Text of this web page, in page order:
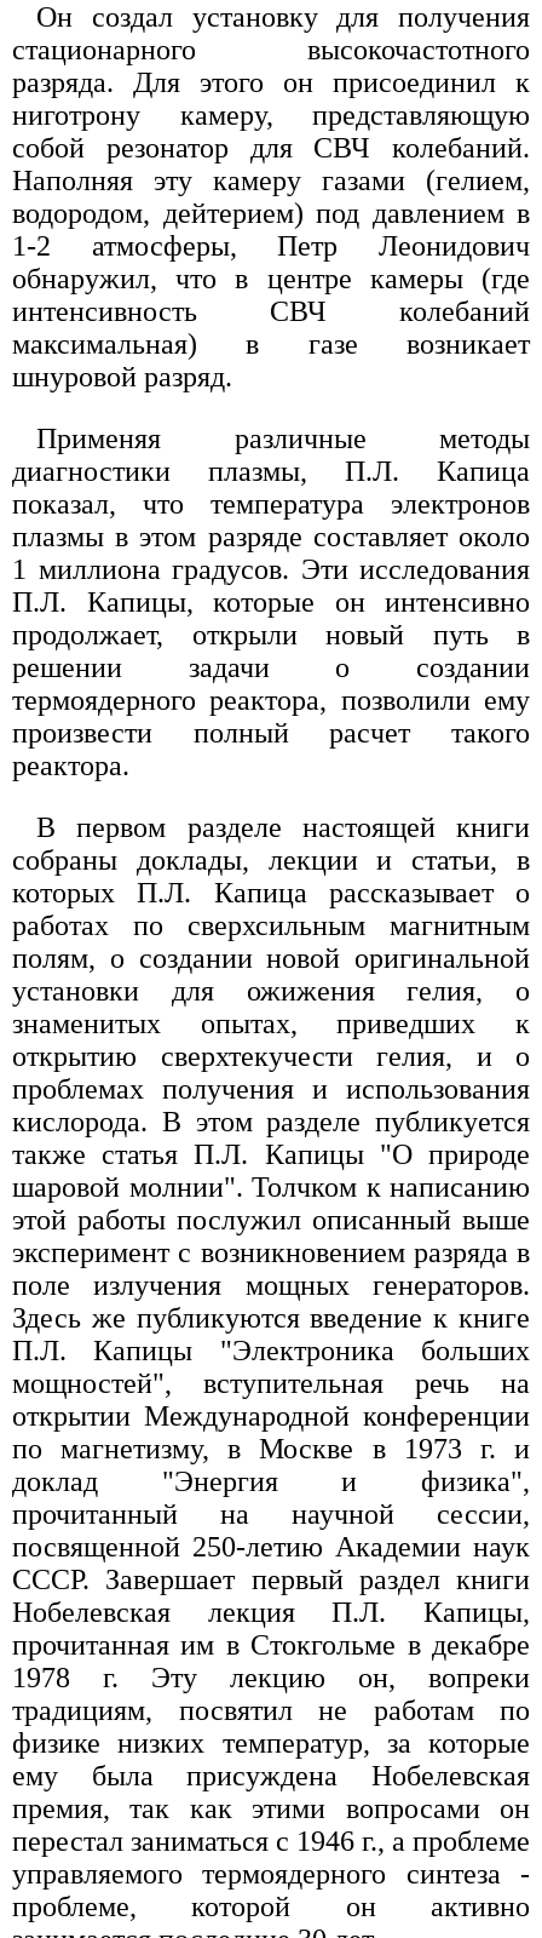
Он создал установку для получения
стационарного высокочастотного
разряда. Для этого он присоединил к
ниготрону камеру, представляющую
собой резонатор для СВЧ колебаний.
Наполняя эту камеру газами (гелием,
водородом, дейтерием) под давлением в
1-2 атмосферы, Петр Леонидович
обнаружил, что в центре камеры (где
интенсивность СВЧ колебаний
максимальная) в газе возникает
шнуровой разряд.
Применяя различные методы
диагностики плазмы, П.Л. Капица
показал, что температура электронов
плазмы в этом разряде составляет около
1 миллиона градусов. Эти исследования
П.Л. Капицы, которые он интенсивно
продолжает, открыли новый путь в
решении задачи о создании
термоядерного реактора, позволили ему
произвести полный расчет такого
реактора.
В первом разделе настоящей книги
собраны доклады, лекции и статьи, в
которых П.Л. Капица рассказывает о
работах по сверхсильным магнитным
полям, о создании новой оригинальной
установки для ожижения гелия, о
знаменитых опытах, приведших к
открытию сверхтекучести гелия, и о
проблемах получения и использования
кислорода. В этом разделе публикуется
также статья П.Л. Капицы "О природе
шаровой молнии". Толчком к написанию
этой работы послужил описанный выше
эксперимент с возникновением разряда в
поле излучения мощных генераторов.
Здесь же публикуются введение к книге
П.Л. Капицы "Электроника больших
мощностей", вступительная речь на
открытии Международной конференции
по магнетизму, в Москве в 1973 г. и
доклад "Энергия и физика",
прочитанный на научной сессии,
посвященной 250-летию Академии наук
СССР. Завершает первый раздел книги
Нобелевская лекция П.Л. Капицы,
прочитанная им в Стокгольме в декабре
1978 г. Эту лекцию он, вопреки
традициям, посвятил не работам по
физике низких температур, за которые
ему была присуждена Нобелевская
премия, так как этими вопросами он
перестал заниматься с 1946 г., а проблеме
управляемого термоядерного синтеза -
проблеме, которой он активно